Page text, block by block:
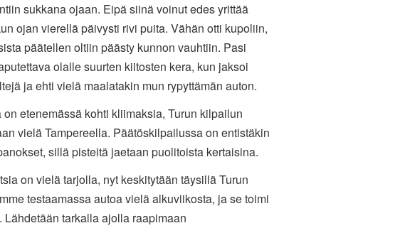
sukkana ojaan. Eipä siinä voinut edes yrittää
ojan vierellä päivysti rivi puita. Vähän otti kupoliin,
päätellen oltiin päästy kunnon vauhtiin. Pasi
olalle suurten kiitosten kera, kun jaksoi
ja ehti vielä maalatakin mun rypyttämän auton.
etenemässä kohti kliimaksia, Turun kilpailun
vielä Tampereella. Päätöskilpailussa on entistäkin
sillä pisteitä jaetaan puolitoista kertaisina.
on vielä tarjolla, nyt keskitytään täysillä Turun
testaamassa autoa vielä alkuviikosta, ja se toimi
Lähdetään tarkalla ajolla raapimaan